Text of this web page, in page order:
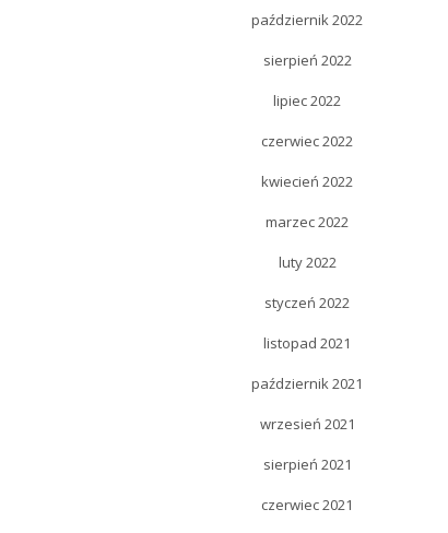
październik 2022
sierpień 2022
lipiec 2022
czerwiec 2022
kwiecień 2022
marzec 2022
luty 2022
styczeń 2022
listopad 2021
październik 2021
wrzesień 2021
sierpień 2021
czerwiec 2021